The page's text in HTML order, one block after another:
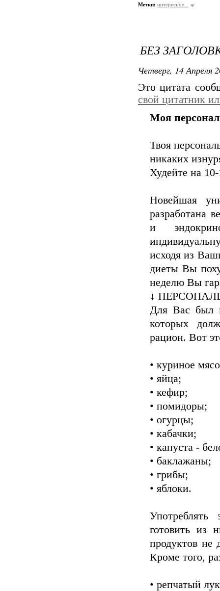
Метки: интересное...
БЕЗ
Четверг, 14 Апреля
Это цитата
свой цитатник
Моя
Твоя
никаких
Худейте на
Новейшая
разработана
и
исходя из
диеты Вы
неделю Вы
↓
Для Вас был
которых
рацион. Вот
• куриное
• яйца;
• кефир;
• помидоры;
• огурцы;
• кабачки;
• капуста -
• баклажаны;
• грибы;
• яблоки.
готовить из
продуктов не
Кроме того,
• репчатый